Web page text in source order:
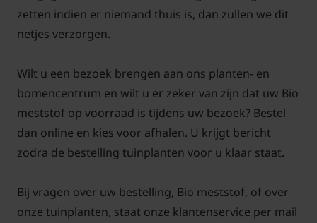
zetten indien er niemand thuis is, dan zullen we dit
netjes verzorgen.
Wilt u een bezoek brengen aan ons planten- en
bomencentrum en wilt u er zeker van zijn dat uw Bio
meststof op voorraad is tijdens uw bezoek? Bestel
dan online en kies voor afhalen. U krijgt bericht
zodra de bestelling tuinplanten voor u klaar staat.
Bij vragen over uw bestelling, Bio meststof, of over
onze tuinplanten, staat onze klantenservice per mail